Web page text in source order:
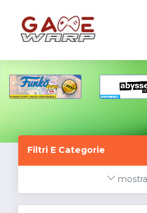
Filtri E Categorie